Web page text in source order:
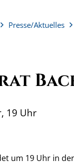
Presse/Aktuelles
19 Uhr
um 19 Uhr in